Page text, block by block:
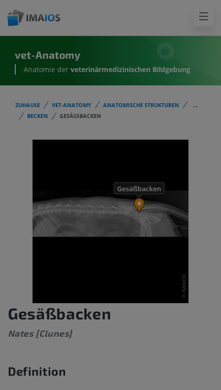
vet-Anatomy
Anatomie der veterinärmedizinischen Bildgebung
ZUHAUSE VET-ANATOMY ANATOMISCHE STRUKTUREN
...
BECKEN
GESÄSSBACKEN
Gesäßbacken
Nates [Clunes]
Definition